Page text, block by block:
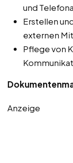
und
Erstellen
externen
Pflege von
Anzeige